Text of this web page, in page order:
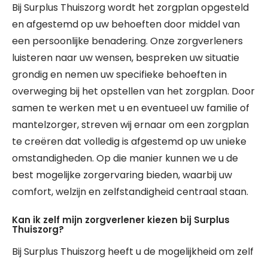
Bij Surplus Thuiszorg wordt het zorgplan opgesteld
en afgestemd op uw behoeften door middel van
een persoonlijke benadering. Onze zorgverleners
luisteren naar uw wensen, bespreken uw situatie
grondig en nemen uw specifieke behoeften in
overweging bij het opstellen van het zorgplan. Door
samen te werken met u en eventueel uw familie of
mantelzorger, streven wij ernaar om een zorgplan
te creëren dat volledig is afgestemd op uw unieke
omstandigheden. Op die manier kunnen we u de
best mogelijke zorgervaring bieden, waarbij uw
comfort, welzijn en zelfstandigheid centraal staan.
Kan ik zelf mijn zorgverlener kiezen bij Surplus
Thuiszorg?
Bij Surplus Thuiszorg heeft u de mogelijkheid om zelf